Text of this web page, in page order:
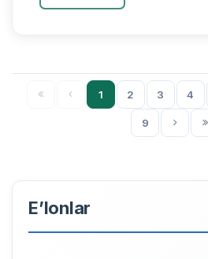
tomonid...
1 2 3 4
9
E’lonlar